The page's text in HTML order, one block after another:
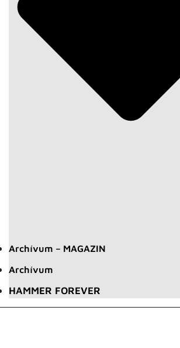
Archívum – MAGAZIN
Archívum
HAMMER FOREVER